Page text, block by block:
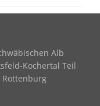
Alb
Kochertal Teil
Rottenburg